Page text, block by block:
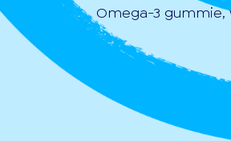
Omega-3 gummie,